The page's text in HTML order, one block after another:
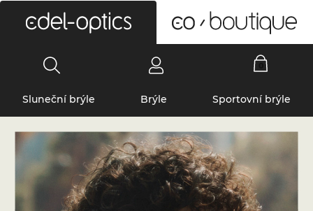
Sluneční brýle Brýle Sportovní brýle